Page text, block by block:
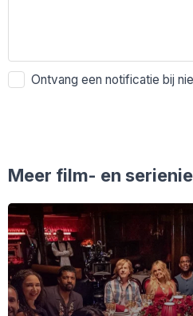
Ontvang een notificatie bij
Meer film- en